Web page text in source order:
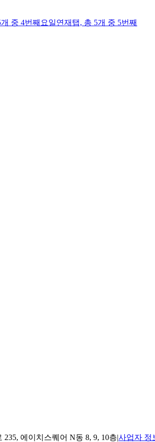
중 4번째 요일연재 탭, 총 5개 중 5번째
에이치스퀘어 N동 8, 9, 10층|사업자 정